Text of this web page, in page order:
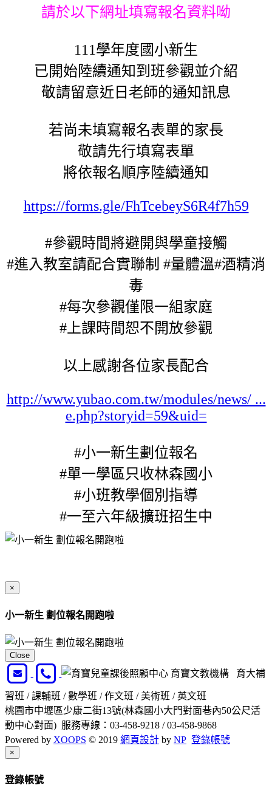
請於以下網址填寫報名資料呦
111學年度國小新生
已開始陸續通知到班參觀並介紹
敬請留意近日老師的通知訊息
若尚未填寫報名表單的家長
敬請先行填寫表單
將依報名順序陸續通知
https://forms.gle/FhTcebeyS6R4f7h59
#參觀時間將避開與學童接觸
#進入教室請配合實聯制 #量體溫#酒精消
毒
#每次參觀僅限一組家庭
#上課時間恕不開放參觀
以上感謝各位家長配合
http://www.yubao.com.tw/modules/news/ ...
e.php?storyid=59&uid=
#小一新生劃位報名
#單一學區只收林森國小
#小班教學個別指導
#一至六年級擴班招生中
×
小一新生 劃位報名開跑啦
Close
育寶文教機構 育大補
習班 / 課輔班 / 數學班 / 作文班 / 美術班 / 英文班
桃園市中壢區少康二街13號(林森國小大門對面巷內50公尺活
動中心對面) 服務專線：03-458-9218 / 03-458-9868
Powered by XOOPS © 2019 網頁設計 by NP 登錄帳號
×
登錄帳號